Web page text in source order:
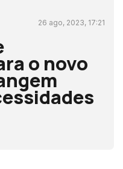
26 ago, 2023, 17:21
o novo